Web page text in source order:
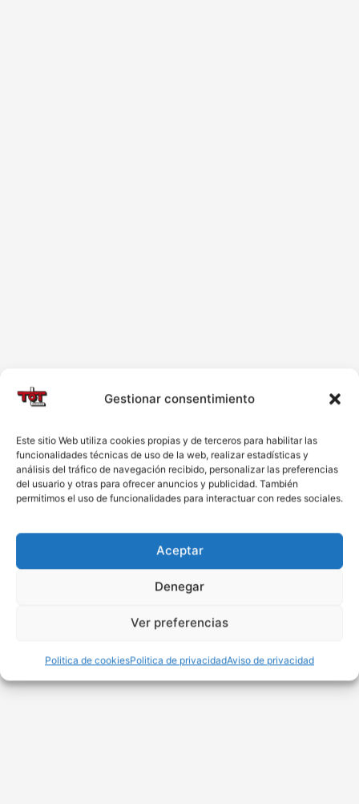
Gestionar consentimiento
Este sitio Web utiliza cookies propias y de terceros para habilitar las
funcionalidades técnicas de uso de la web, realizar estadísticas y
análisis del tráfico de navegación recibido, personalizar las preferencias
del usuario y otras para ofrecer anuncios y publicidad. También
permitimos el uso de funcionalidades para interactuar con redes sociales.
Aceptar
Denegar
Ver preferencias
Politica de cookiesPolitica de privacidadAviso de privacidad